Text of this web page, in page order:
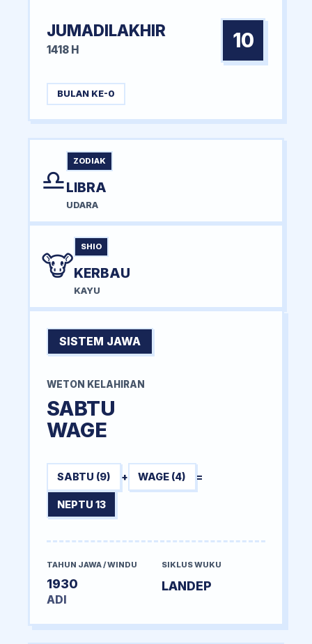
JUMADILAKHIR
1418 H 10
BULAN KE-0
♎
ZODIAK
LIBRA
UDARA
🐮
SHIO
KERBAU
KAYU
SISTEM JAWA
WETON KELAHIRAN
SABTU
WAGE
SABTU (9) + WAGE (4) =
NEPTU 13
TAHUN JAWA / WINDU
1930
ADI
SIKLUS WUKU
LANDEP